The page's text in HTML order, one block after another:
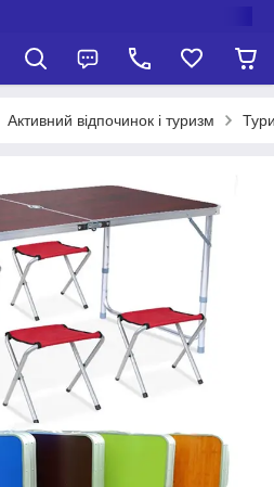
Активний відпочинок і туризм